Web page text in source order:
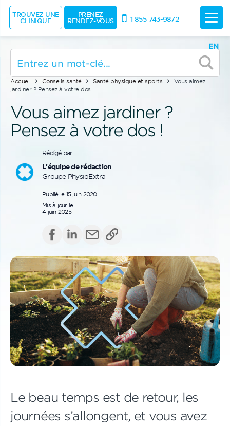
EN
Accueil Conseils santé Santé physique et sports
Vous aimez
jardiner ? Pensez à votre dos !
Vous aimez jardiner ?
Pensez à votre dos !
Rédigé par :
L'équipe de rédaction
Groupe PhysioExtra
Publié le 15 juin 2020.
Mis à jour le
4 juin 2025
Le beau temps est de retour, les
journées s’allongent, et vous avez
TROUVEZ UNE
CLINIQUE
PRENEZ
RENDEZ-VOUS 1 855 743-9872